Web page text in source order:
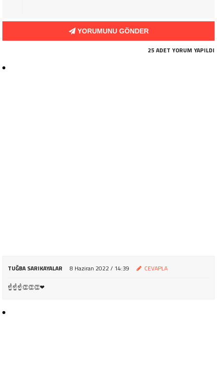
YORUMUNU GÖNDER
25 ADET YORUM YAPILDI
TUĞBA SARIKAYALAR 8 Haziran 2022 / 14:39 CEVAPLA
☝☝☝👏👏👏❤